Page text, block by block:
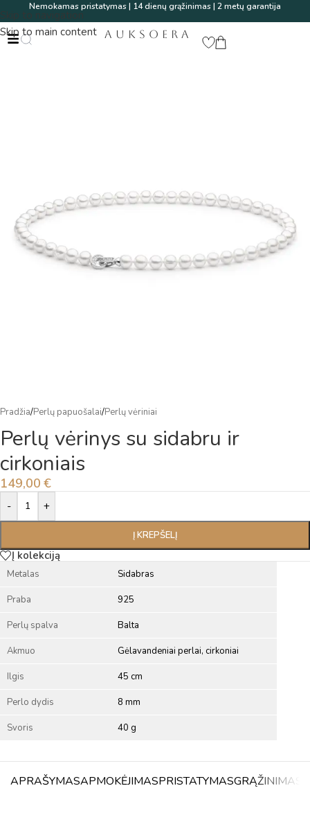
Skip to navigation
Skip to main content
Nemokamas pristatymas | 14 dienų grąžinimas | 2 metų garantija
AUKSOERA
Pradžia/Perlų papuošalai/Perlų vėriniai
Perlų vėrinys su sidabru ir
cirkoniais
149,00 €
- +
Į KREPŠELĮ
Alternative:
Į kolekciją
Metalas Sidabras
Praba 925
Perlų spalva Balta
Akmuo Gėlavandeniai perlai, cirkoniai
Ilgis 45 cm
Perlo dydis 8 mm
Svoris 40 g
APRAŠYMASAPMOKĖJIMASPRISTATYMASGRĄŽINIMAS